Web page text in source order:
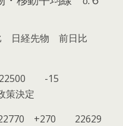
経先物 前日比
22500 -15
決定
22770 +270 22629